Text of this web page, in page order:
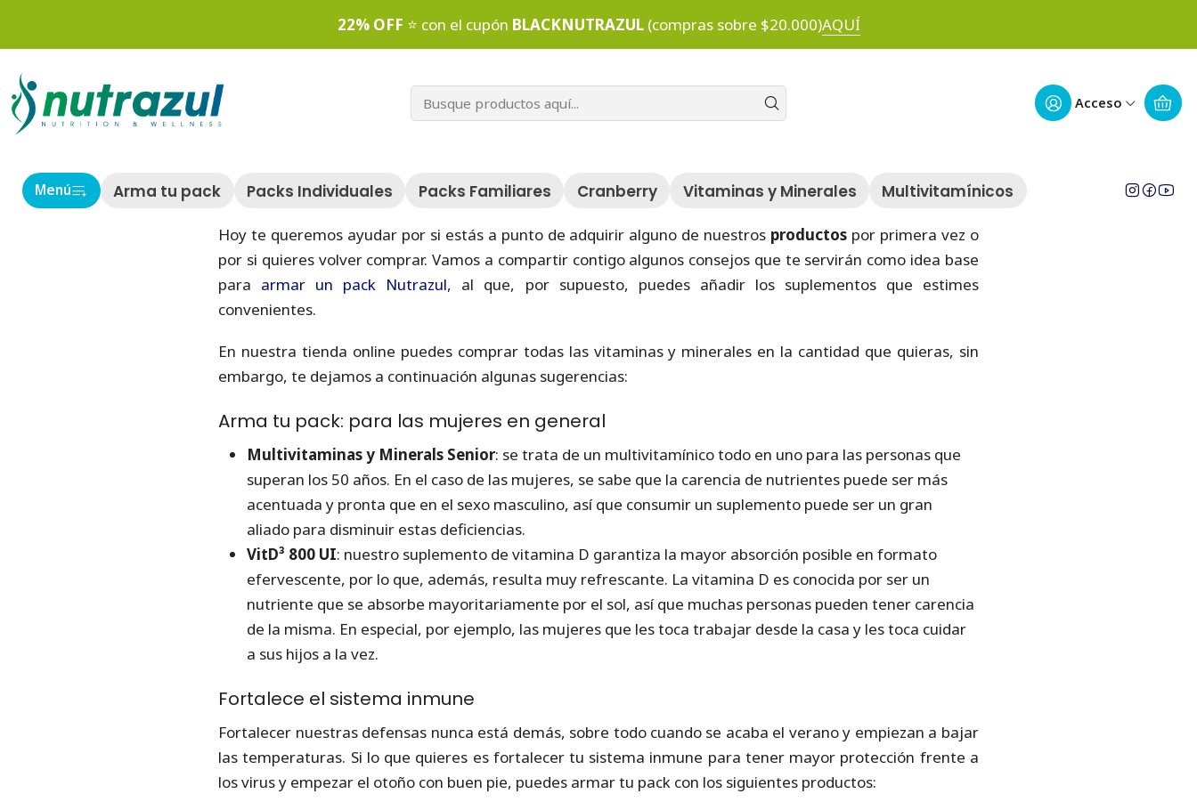
Acceso
Menú Arma tu pack Packs Individuales Packs Familiares Cranberry Vitaminas y Minerales Multivitamínicos
22% OFF ⭐ con el cupón BLACKNUTRAZUL (compras sobre $20.000)AQUÍ
Inicio NutraBlog Consejos a tener en cuenta para armar tu pack Nutrazul
Consejos a tener en cuenta para armar tu pack Nutrazul
Hoy te queremos ayudar por si estás a punto de adquirir alguno de nuestros productos por primera vez o
por si quieres volver comprar. Vamos a compartir contigo algunos consejos que te servirán como idea base
para armar un pack Nutrazul, al que, por supuesto, puedes añadir los suplementos que estimes
convenientes.
En nuestra tienda online puedes comprar todas las vitaminas y minerales en la cantidad que quieras, sin
embargo, te dejamos a continuación algunas sugerencias:
Arma tu pack: para las mujeres en general
Multivitaminas y Minerals Senior: se trata de un multivitamínico todo en uno para las personas que
superan los 50 años. En el caso de las mujeres, se sabe que la carencia de nutrientes puede ser más
acentuada y pronta que en el sexo masculino, así que consumir un suplemento puede ser un gran
aliado para disminuir estas deficiencias.
VitD³ 800 UI: nuestro suplemento de vitamina D garantiza la mayor absorción posible en formato
efervescente, por lo que, además, resulta muy refrescante. La vitamina D es conocida por ser un
nutriente que se absorbe mayoritariamente por el sol, así que muchas personas pueden tener carencia
de la misma. En especial, por ejemplo, las mujeres que les toca trabajar desde la casa y les toca cuidar
a sus hijos a la vez.
Fortalece el sistema inmune
Fortalecer nuestras defensas nunca está demás, sobre todo cuando se acaba el verano y empiezan a bajar
las temperaturas. Si lo que quieres es fortalecer tu sistema inmune para tener mayor protección frente a
los virus y empezar el otoño con buen pie, puedes armar tu pack con los siguientes productos: